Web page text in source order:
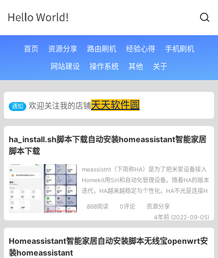
首页 资源分享 路由刷机 经验心得
手机刷机
网站建设
操作系统 其他 关于
通知 欢迎关注我的店铺天天软件圆
ha_install.sh脚本下载自动安装homeassistant智能家居
脚本下载
meassistnt（下简称HA）是为了把米家设备接入
Homekit用Siri和自动化管理设备。随着HA的版本
迭代，HA越来越稳定与个性化。HA不光是连接H
omekit和智能家居的桥梁，更是让家居更适应你
需求的管理中心。ha_install.sh脚本以下为脚本“h
868阅读 0评论
资源分享
4年前 (2022-09-05)
Homeassistant智能家居自动安装脚本无线宝openwrt安
装homeassistant